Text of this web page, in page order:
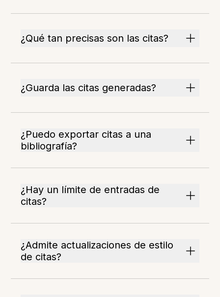
¿Qué tan precisas son las citas?
¿Guarda las citas generadas?
¿Puedo exportar citas a una
bibliografía?
¿Hay un límite de entradas de
citas?
¿Admite actualizaciones de estilo
de citas?